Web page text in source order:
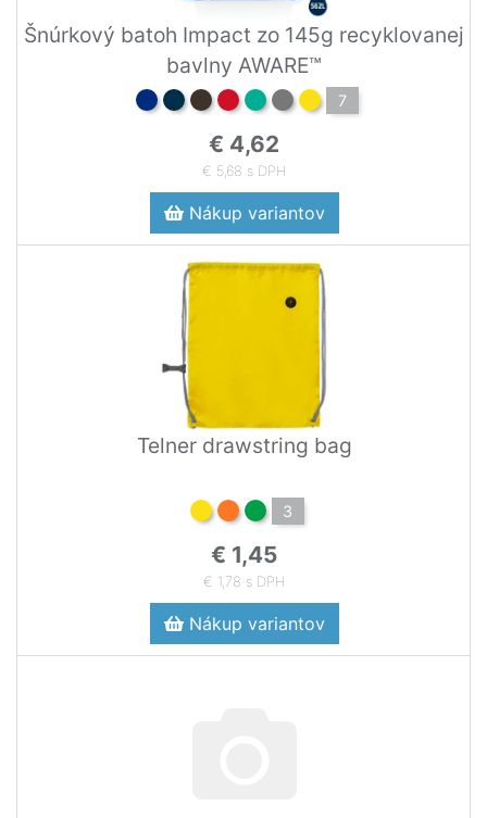
Šnúrkový batoh Impact zo 145g recyklovanej
bavlny AWARE™
7
€ 4,62
€ 5,68 s DPH
Nákup variantov
Telner drawstring bag
3
€ 1,45
€ 1,78 s DPH
Nákup variantov